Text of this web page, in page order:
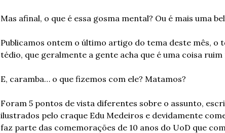
Mas afinal, o que é essa gosma mental? Ou é mais uma
Publicamos ontem o último artigo do tema deste mês, o
tédio, que geralmente a gente acha que é uma coisa ruim
E, caramba… o que fizemos com ele? Matamos?
Foram 5 pontos de vista diferentes sobre o assunto,
ilustrados pelo craque Edu Medeiros e devidamente
faz parte das comemorações de 10 anos do UoD que